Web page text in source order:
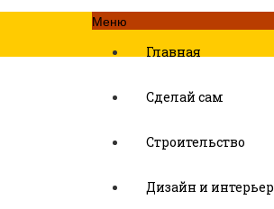
Меню
Главная
Сделай сам
Строительство
Дизайн и интерьер